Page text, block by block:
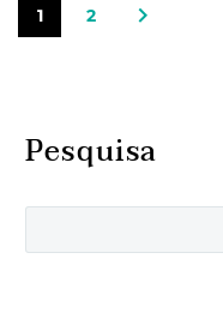
1 2
Pesquisa